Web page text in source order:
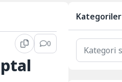
0
Kategoriler
Kategoriler